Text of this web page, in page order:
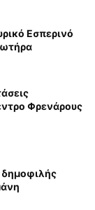
Εσπερινό
Φρενάρους
δημοφιλής